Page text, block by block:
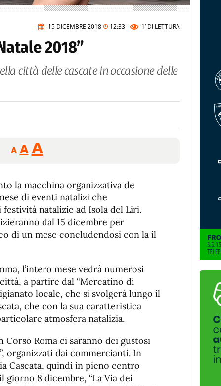
15 DICEMBRE 2018 12:33 1’ DI LETTURA
2018”
città delle cascate in occasione delle
A
Reducir
tamaño
A Restablecer
tamaño
fuente
AAumentar
de
fuente.
la macchina organizzativa de
di eventi natalizi che
natalizie ad Isola del Liri.
dal 15 dicembre per
di un mese concludendosi con la il
l’intero mese vedrà numerosi
a partire dal “Mercatino di
locale, che si svolgerà lungo il
che con la sua caratteristica
atmosfera natalizia.
Corso Roma ci saranno dei gustosi
organizzati dai commercianti. In
Cascata, quindi in pieno centro
giorno 8 dicembre, “La Via dei